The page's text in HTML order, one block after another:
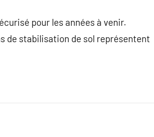
pour les années à venir.
de stabilisation de sol représentent